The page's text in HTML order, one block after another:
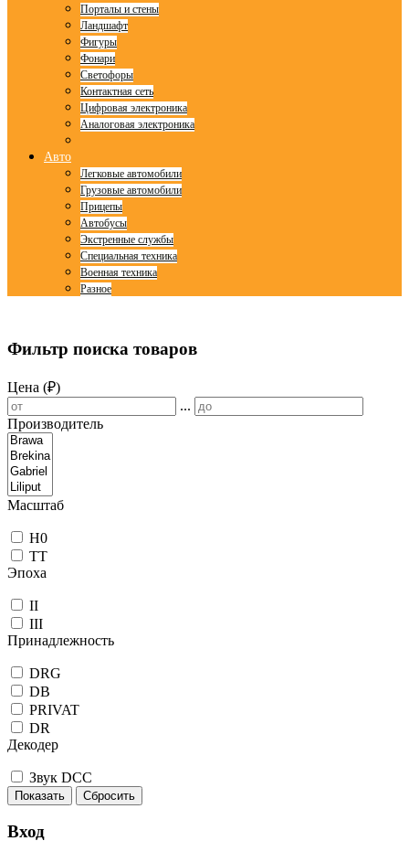
Порталы и стены
Ландшафт
Фигуры
Фонари
Светофоры
Контактная сеть
Цифровая электроника
Аналоговая электроника
Авто
Легковые автомобили
Грузовые автомобили
Прицепы
Автобусы
Экстренные службы
Специальная техника
Военная техника
Разное
Фильтр поиска товаров
Цена (₽)
...
Производитель
Масштаб
H0
TT
Эпоха
II
III
Принадлежность
DRG
DB
PRIVAT
DR
Декодер
Звук DCC
Показать Сбросить
Вход